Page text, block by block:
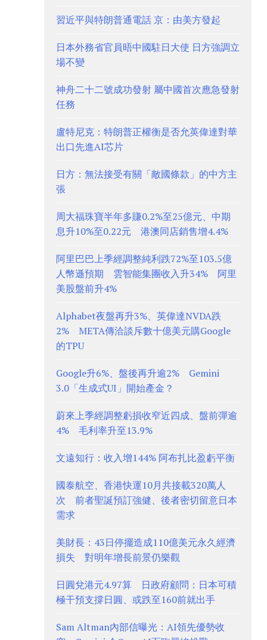
習近平與特朗普通電話 京：由美方發起
日本外務省官員晤中國駐日大使 日方強調立
場不變
神舟二十二號成功發射 屬中國首次應急發射
任務
盧特尼克：特朗普正權衡是否允英偉達對華
出口先進AI芯片
日方：無法接受有關「敵國條款」的中方主
張
周大福珠寶半年多賺0.2%至25億元、中期
息升10%至0.22元 港澳同店銷售增4.4%
阿里巴巴上季經調整純利跌72%至103.5億
人幣遜預期 雲智能集團收入升34% 阿里
美股盤前升4%
Alphabet夜盤再升3%、英偉達NVDA跌
2% META傳洽談斥數十億美元購Google
的TPU
Google升6%、盤後再升逾2% Gemini
3.0「生成式UI」開始產金？
蔚來上季經調整虧損收窄近四成、盤前彈逾
4% 毛利率升至13.9%
文遠知行：收入增144% 阿布扎比盈虧平衡
國泰航空、香港快運10月共接載320萬人
次 前者聖誕預訂強健、後者密切留意日本
需求
美財長：43日停擺造成110億美元永久經濟
損失 對明年增長前景仍樂觀
日圓兌港元4.97算 日政府顧問：日本可積
極干預支撐日圓、或跌至160前就出手
Sam Altman內部信曝光：AI領先優勢收